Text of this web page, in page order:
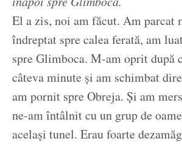
El a zis, noi am făcut. Am parcat
îndreptat spre calea ferată, am
spre Glimboca. M-am oprit după
câteva minute și am schimbat
am pornit spre Obreja. Și am
ne-am întâlnit cu un grup de
același tunel. Erau foarte